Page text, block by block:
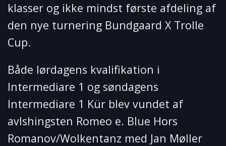
klasser og ikke mindst første afdeling af
den nye turnering Bundgaard X Trolle
Cup.
Både lørdagens kvalifikation i
Intermediare 1 og søndagens
Intermediare 1 Kür blev vundet af
avlshingsten Romeo e. Blue Hors
Romanov/Wolkentanz med Jan Møller